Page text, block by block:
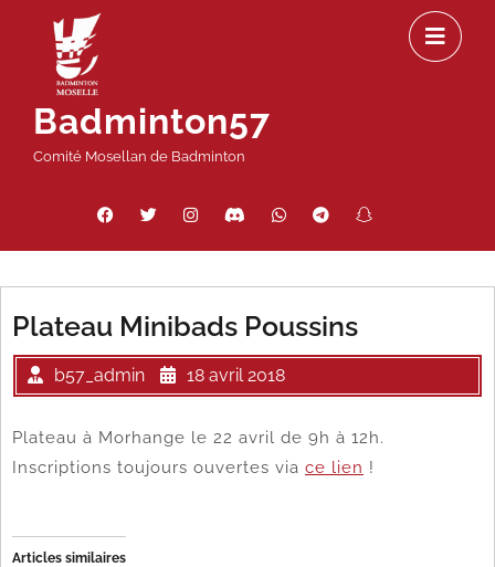
contenu
Badminton57
Comité Mosellan de Badminton
Facebook
Twitter InstagramDiscordWhatsAppTelegram
Plateau Minibads Poussins
b57_admin 18 avril 2018
Plateau à Morhange le 22 avril de 9h à 12h.
Inscriptions toujours ouvertes via ce lien !
Articles similaires